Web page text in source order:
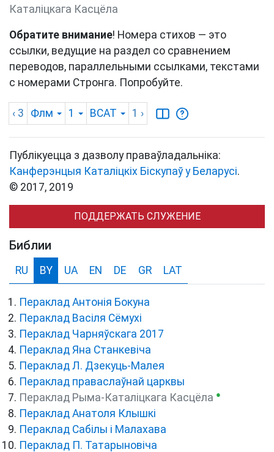
Каталіцкага Касцёла
Обратите внимание! Номера стихов — это
ссылки, ведущие на раздел со сравнением
переводов, параллельными ссылками, текстами
с номерами Стронга. Попробуйте.
‹ 3 Флм 1 BCAT 1 ›
Публікуецца з дазволу праваўладальніка:
Канферэнцыя Каталіцкіх Біскупаў у Беларусі.
© 2017, 2019
ПОДДЕРЖАТЬ СЛУЖЕНИЕ
Библии
RU BY UA EN DE GR LAT
Пераклад Антонія Бокуна
Пераклад Васіля Сёмухі
Пераклад Чарняўскага 2017
Пераклад Яна Станкевіча
Пераклад Л. Дзекуць-Малея
Пераклад праваслаўнай царквы
Пераклад Рыма-Каталіцкага Касцёла ●
Пераклад Анатоля Клышкi
Пераклад Сабілы і Малахава
Пераклад П. Татарыновіча